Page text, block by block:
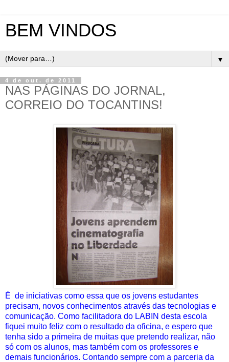
BEM VINDOS
▼
4 de out. de 2011
NAS PÁGINAS DO JORNAL,
CORREIO DO TOCANTINS!
É de iniciativas como essa que os jovens estudantes
precisam, novos conhecimentos através das tecnologias e
comunicação. Como facilitadora do LABIN desta escola
fiquei muito feliz com o resultado da oficina, e espero que
tenha sido a primeira de muitas que pretendo realizar, não
só com os alunos, mas também com os professores e
demais funcionários. Contando sempre com a parceria da